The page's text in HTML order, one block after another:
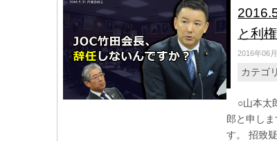
と利
2016年06
カテゴリ
○山本太
郎と申し
す。 招致